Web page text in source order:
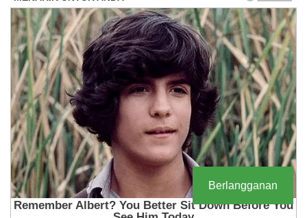
Berlangganan